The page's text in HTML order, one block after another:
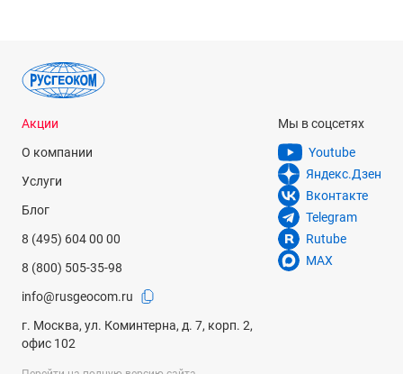
Акции
О компании
Услуги
Блог
8 (495) 604 00 00
8 (800) 505-35-98
info@rusgeocom.ru
г. Москва, ул. Коминтерна, д. 7, корп. 2,
офис 102
Мы в соцсетях
Youtube
Яндекс.Дзен
Вконтакте
Telegram
Rutube
MAX